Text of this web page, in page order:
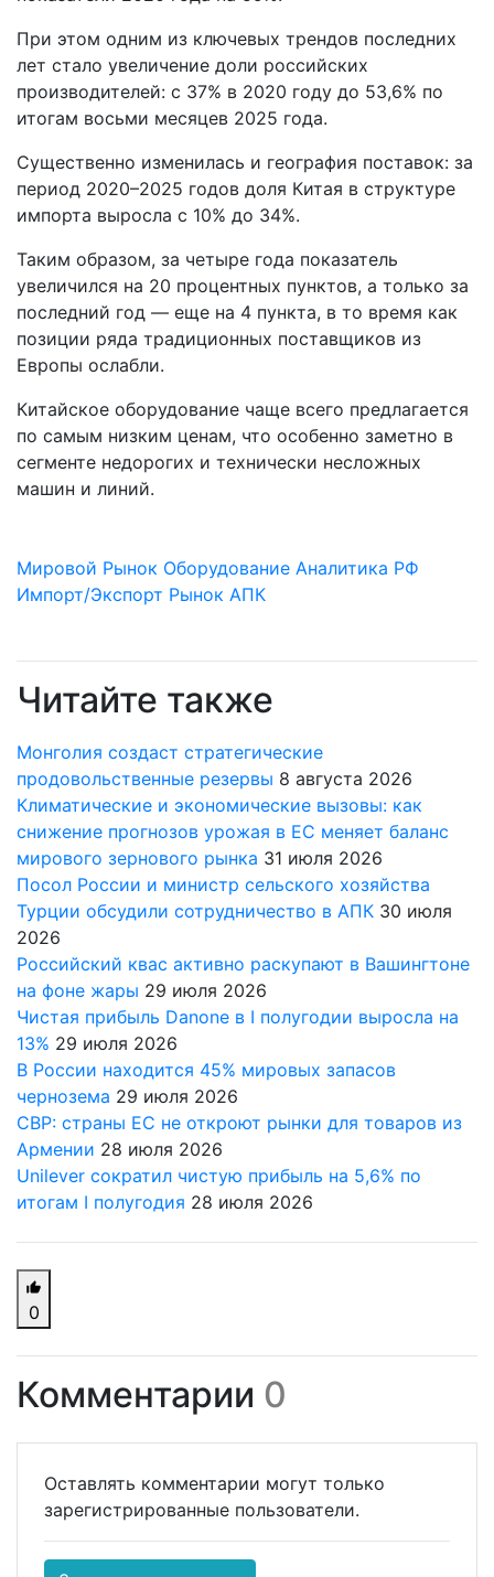
При этом одним из ключевых трендов последних
лет стало увеличение доли российских
производителей: с 37% в 2020 году до 53,6% по
итогам восьми месяцев 2025 года.
Существенно изменилась и география поставок: за
период 2020–2025 годов доля Китая в структуре
импорта выросла с 10% до 34%.
Таким образом, за четыре года показатель
увеличился на 20 процентных пунктов, а только за
последний год — еще на 4 пункта, в то время как
позиции ряда традиционных поставщиков из
Европы ослабли.
Китайское оборудование чаще всего предлагается
по самым низким ценам, что особенно заметно в
сегменте недорогих и технически несложных
машин и линий.
Мировой Рынок Оборудование Аналитика РФ
Импорт/Экспорт Рынок АПК
Читайте также
Монголия создаст стратегические
продовольственные резервы 8 августа 2026
Климатические и экономические вызовы: как
снижение прогнозов урожая в ЕС меняет баланс
мирового зернового рынка 31 июля 2026
Посол России и министр сельского хозяйства
Турции обсудили сотрудничество в АПК 30 июля
2026
Российский квас активно раскупают в Вашингтоне
на фоне жары 29 июля 2026
Чистая прибыль Danone в I полугодии выросла на
13% 29 июля 2026
В России находится 45% мировых запасов
чернозема 29 июля 2026
СВР: страны ЕС не откроют рынки для товаров из
Армении 28 июля 2026
Unilever сократил чистую прибыль на 5,6% по
итогам I полугодия 28 июля 2026
0
Комментарии 0
Оставлять комментарии могут только
зарегистрированные пользователи.